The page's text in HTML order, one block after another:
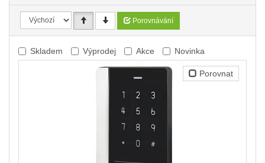
Porovnávání
Skladem Výprodej Akce Novinka
Porovnat